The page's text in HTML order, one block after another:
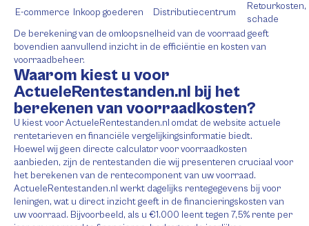
E-commerce
Inkoop goederen Distributiecentrum
Retourkosten,
schade
De berekening van de omloopsnelheid van de voorraad geeft
bovendien aanvullend inzicht in de efficiëntie en kosten van
voorraadbeheer.
Waarom kiest u voor
ActueleRentestanden.nl bij het
berekenen van voorraadkosten?
U kiest voor ActueleRentestanden.nl omdat de website actuele
rentetarieven en financiële vergelijkingsinformatie biedt.
Hoewel wij geen directe calculator voor voorraadkosten
aanbieden, zijn de rentestanden die wij presenteren cruciaal voor
het berekenen van de rentecomponent van uw voorraad.
ActueleRentestanden.nl werkt dagelijks rentegegevens bij voor
leningen, wat u direct inzicht geeft in de financieringskosten van
uw voorraad. Bijvoorbeeld, als u €1.000 leent tegen 7,5% rente per